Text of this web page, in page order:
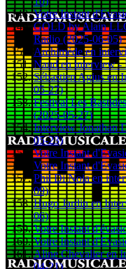
Votre Instant
GOLD by Alain
Radio (2025-06-05)
Archimède en
Naud en interview -
Sébastien Agius en
05-27)
Festival Les
(2025-05-27)
Interview Jonathan
05-23)
Votre Instant
Votre Instant
Phil Di Noia en
09)
Hugo Jardin en
06)
Votre Instant
Votre Instant
Aline Chevalier en
04-21)